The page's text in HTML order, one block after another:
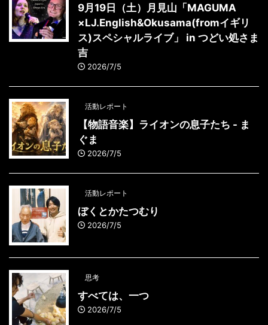
9月19日（土）月見山「MAGUMA
×LJ.English&Okusama(fromイギリ
ス)スペシャルライブ」 in つどい処さま
吉
2026/7/5
活動レポート
【物語音楽】ライオンの息子たち - ま
ぐま
2026/7/5
活動レポート
ぼくとかたつむり
2026/7/5
思考
すべては、一つ
2026/7/5